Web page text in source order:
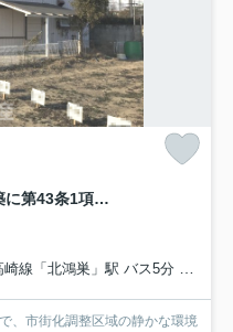
〈調整区域〉約58坪。住宅の建築に第43条1項の建築許可が必要です
「北鴻巣」駅 バス5分 埼玉県鴻巣市「中井（鴻巣市）」 停歩5分
、市街化調整区域の静かな環境